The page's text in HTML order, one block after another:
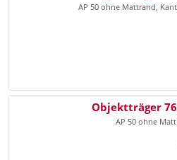
AP 50 ohne Mattrand,
Objektträger
AP 50 ohne